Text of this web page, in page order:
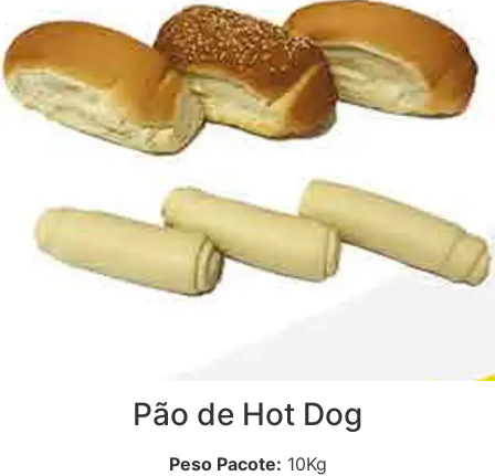
Pão de Hot Dog
Peso Pacote: 10Kg